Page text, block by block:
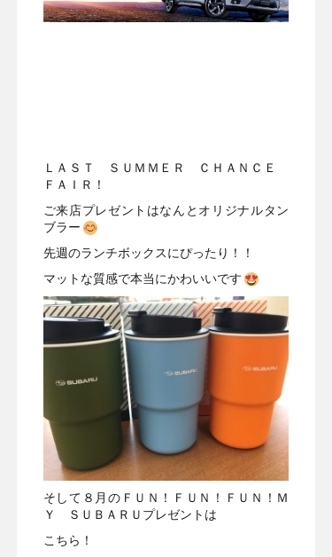
ＬＡＳＴ ＳＵＭＭＥＲ ＣＨＡＮＣＥ
ＦＡＩＲ！
ご来店プレゼントはなんとオリジナルタン
ブラー
先週のランチボックスにぴったり！！
マットな質感で本当にかわいいです
そして８月のＦＵＮ！ＦＵＮ！ＦＵＮ！Ｍ
Ｙ ＳＵＢＡＲＵプレゼントは
こちら！